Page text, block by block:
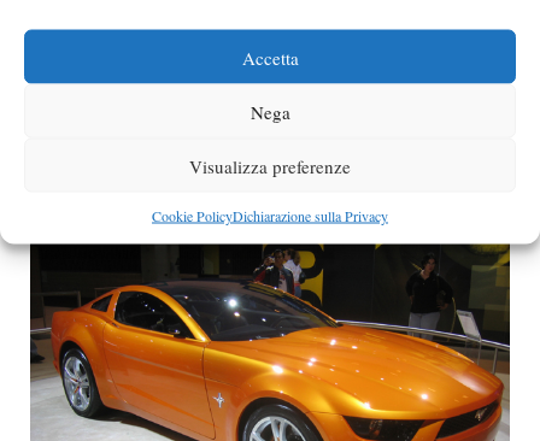
Accetta
Nega
Visualizza preferenze
Cookie PolicyDichiarazione sulla Privacy
Nuova Bertone Nuccio
La nuova concept car Bertone Nuccio verrà presentata
nel corso della prossima edizione del Salone di